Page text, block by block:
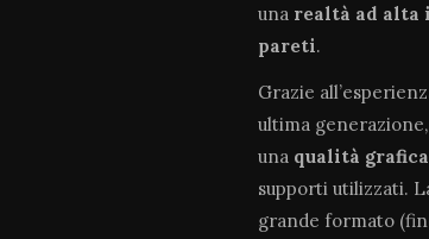
una realtà ad alta
pareti.
Grazie
ultima
una qualità
supporti utilizzati.
grande formato